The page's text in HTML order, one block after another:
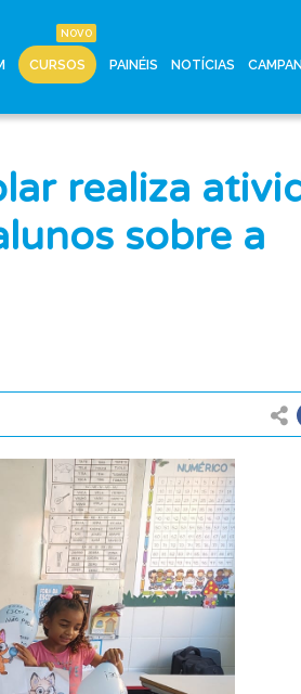
CURSOS PAINÉIS NOTÍCIAS
realiza
sobre a